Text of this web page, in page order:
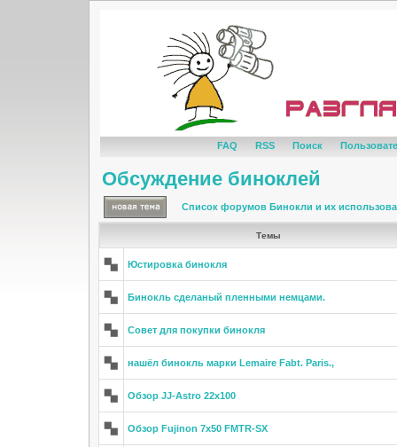
FAQ RSS Поиск
Обсуждение биноклей
Список форумов Бинокли и их
Темы
Юстировка бинокля
Бинокль сделаный пленными немцами.
Совет для покупки бинокля
нашёл бинокль марки Lemaire Fabt. Paris.,
Обзор JJ-Astro 22х100
Обзор Fujinon 7x50 FMTR-SX